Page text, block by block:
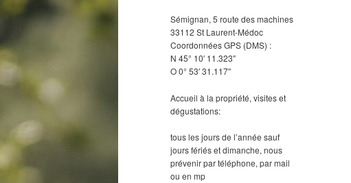
Sémignan, 5 route des machines
33112 St Laurent-Médoc
Coordonnées GPS (DMS) :
N 45° 10′ 11.323″
O 0° 53′ 31.117″
Accueil à la propriété, visites et
dégustations:
tous les jours de l’année sauf
jours fériés et dimanche, nous
prévenir par téléphone, par mail
ou en mp